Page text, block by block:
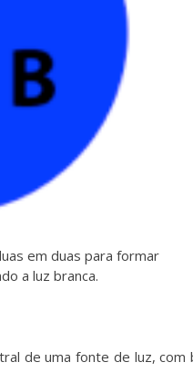
em duas para formar
a luz branca.
de uma fonte de luz, com